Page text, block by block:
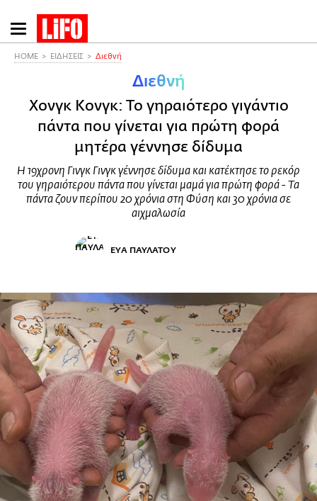
Παράκαμψη
προς
HOME ΕΙΔΗΣΕΙΣ Διεθνή
Διεθνή
Χονγκ Κονγκ: Το γηραιότερο γιγάντιο
πάντα που γίνεται για πρώτη φορά
μητέρα γέννησε δίδυμα
Η 19χρονη Γινγκ Γινγκ γέννησε δίδυμα και κατέκτησε το ρεκόρ
του γηραιότερου πάντα που γίνεται μαμά για πρώτη φορά - Τα
πάντα ζουν περίπου 20 χρόνια στη Φύση και 30 χρόνια σε
αιχμαλωσία
ΕΥΑ ΠΑΥΛΑΤΟΥ